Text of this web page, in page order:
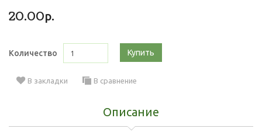
20.00р.
Количество Купить
В закладки В сравнение
Описание